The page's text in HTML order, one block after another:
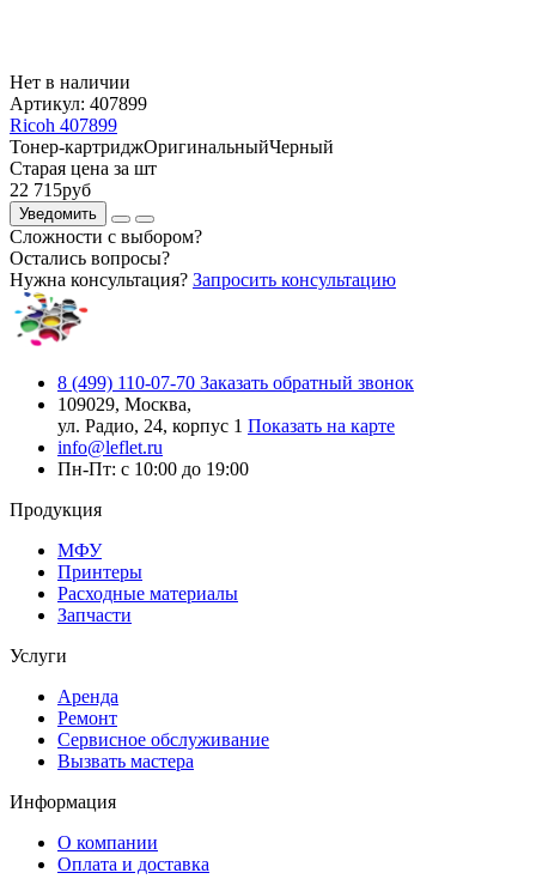
Нет в наличии
Артикул: 407899
Ricoh 407899
Тонер-картриджОригинальныйЧерный
Старая цена за шт
22 715руб
Уведомить
Сложности с выбором?
Остались вопросы?
Нужна консультация? Запросить консультацию
8 (499) 110-07-70 Заказать обратный звонок
109029, Москва,
ул. Радио, 24, корпус 1 Показать на карте
info@leflet.ru
Пн-Пт: с 10:00 до 19:00
Продукция
МФУ
Принтеры
Расходные материалы
Запчасти
Услуги
Аренда
Ремонт
Сервисное обслуживание
Вызвать мастера
Информация
О компании
Оплата и доставка